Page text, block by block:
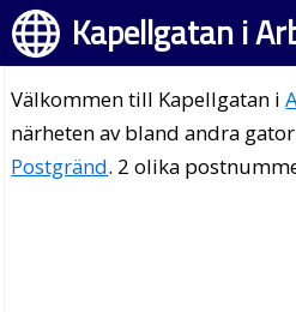
Kapellgatan i
Välkommen till Kapellgatan i
närheten av bland andra
Postgränd. 2 olika